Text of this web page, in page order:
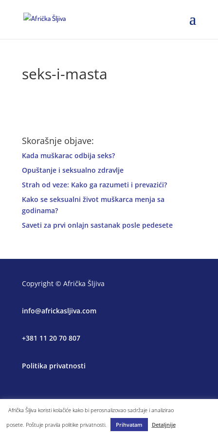
seks-i-masta
Skorašnje objave:
Kada muškarac odbija seks?
Opuštanje i seksualno zdravlje
Strah od veze: Kako ga razumeti i prevazići?
Kako se seksualni život muškarca menja sa
godinama?
Saveti za prvi onlajn sastanak posle pedesete
Copyright © Afrička Šljiva
info@africkasljiva.com
+381 11 20 70 807
Politika privatnosti
Afrička Šljiva koristi kolačiće kako bi perosnalizovao sadržaje i analizirao
posete. Poštuje pravila politike privatnosti.
Prihvatam Detaljnije